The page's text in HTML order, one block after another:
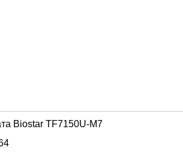
Biostar TF7150U-M7